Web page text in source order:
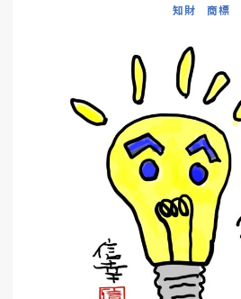
知財 商標